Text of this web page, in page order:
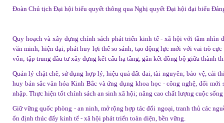
Đoàn Chủ tịch Đại hội biểu quyết thông qua Nghị quyết Đại hội đại biểu
Quy hoạch và xây dựng chính sách phát triển kinh tế - xã hội với tầm
văn minh, hiện đại, phát huy lợi thế so sánh, tạo động lực mới với vai trò
vốn; tập trung đầu tư xây dựng kết cấu hạ tầng, gắn kết đồng bộ giữa thành
Quản lý chặt chẽ, sử dụng hợp lý, hiệu quả đất đai, tài nguyên; bảo vệ, cải
huy bản sắc văn hóa Kinh Bắc và ứng dụng khoa học - công nghệ, đổi
nhập. Thực hiện tốt chính sách an sinh xã hội; nâng cao chất lượng cuộc sống
Giữ vững quốc phòng - an ninh, mở rộng hợp tác đối ngoại, tranh thủ các
ổn định thúc đẩy kinh tế - xã hội phát triển toàn diện, bền vững.